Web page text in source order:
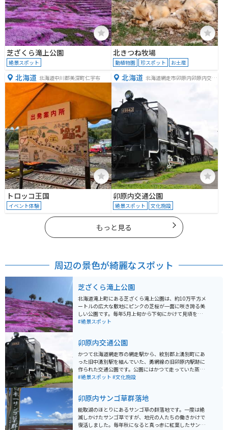
芝ざくら滝上公園
絶景スポット
北きつね牧場
動植物園 珍スポット お土産
北海道 北海道中川郡美深町仁宇布
トロッコ王国
イベント体験
北海道 北海道網走市卯原内卯原内交通
卯原内交通公園
絶景スポット 文化施設
もっと見る
周辺の景色が綺麗なスポット
芝ざくら滝上公園
北海道滝上町にある芝ざくら滝上公園は、約10万平方メ
ートルの広大な敷地にピンクの芝桜が一面に咲き誇る美
しい公園です。毎年5月上旬から下旬にかけて見頃を迎
え、その鮮やかな色彩と甘い香りが一帯を包み込みま
す。 5月上旬から下旬のシーズン中に「芝ざくらまつ
り」が開催され、様々なイベントやアクティビティが楽
しめます。特にヘリコプター遊覧飛行は人気で、上空か
ら見下ろす芝桜の絶景は圧巻です。また、ステージイベ
ントや地元の特産品が楽しめる屋台も並びます。公園内
公園全体を一望でき、写真撮影スポットとしても人気で
す。アクセスも良く、道の駅「香の里たきのうえ」から
も近いため、観光の際には便利です。
#絶景スポット
卯原内交通公園
かつて北海道網走市の網走駅から、紋別郡上湧別町にあ
った旧中湧別駅を結んでいた、勇網線の旧卯原内駅跡に
作られた交通公園です。公園にはかつて走っていた蒸気
機関車(9600形)と客車、駅のホームと駅名表が保存され
通公園は国道238号線沿いにあるため、車やバイクで訪
れることができるほか、旧勇網線は一部区間が道道1087
号線「オホーツク自転車道」となっており、夏のサイク
リングスポットとして、様々な人が訪れます。 またすぐ
#絶景スポット #文化施設
卯原内サンゴ草群落地
能取湖のほとりにあるサンゴ草の群落地です。一度は絶
滅しかけたサンゴ草ですが、地元の人たちの働きかけで
復活しました。毎年秋になると真っ赤に紅葉したサンゴ